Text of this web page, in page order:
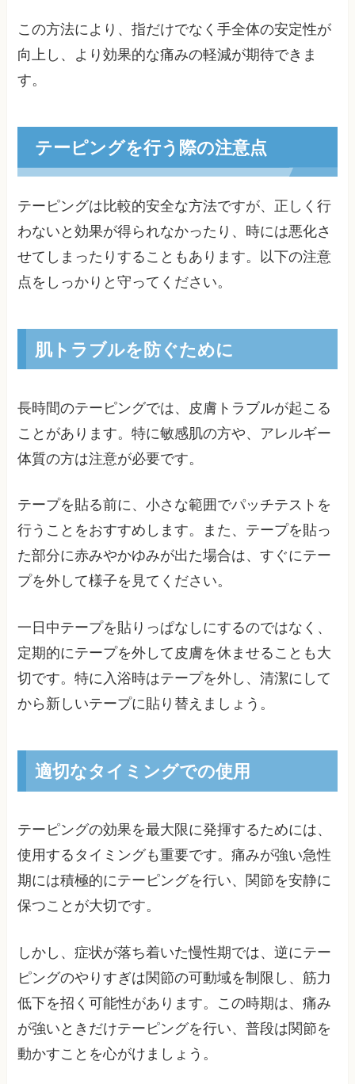
この方法により、指だけでなく手全体の安定性が
向上し、より効果的な痛みの軽減が期待できま
す。
テーピングを行う際の注意点
テーピングは比較的安全な方法ですが、正しく行
わないと効果が得られなかったり、時には悪化さ
せてしまったりすることもあります。以下の注意
点をしっかりと守ってください。
肌トラブルを防ぐために
長時間のテーピングでは、皮膚トラブルが起こる
ことがあります。特に敏感肌の方や、アレルギー
体質の方は注意が必要です。
テープを貼る前に、小さな範囲でパッチテストを
行うことをおすすめします。また、テープを貼っ
た部分に赤みやかゆみが出た場合は、すぐにテー
プを外して様子を見てください。
一日中テープを貼りっぱなしにするのではなく、
定期的にテープを外して皮膚を休ませることも大
切です。特に入浴時はテープを外し、清潔にして
から新しいテープに貼り替えましょう。
適切なタイミングでの使用
テーピングの効果を最大限に発揮するためには、
使用するタイミングも重要です。痛みが強い急性
期には積極的にテーピングを行い、関節を安静に
保つことが大切です。
しかし、症状が落ち着いた慢性期では、逆にテー
ピングのやりすぎは関節の可動域を制限し、筋力
低下を招く可能性があります。この時期は、痛み
が強いときだけテーピングを行い、普段は関節を
動かすことを心がけましょう。